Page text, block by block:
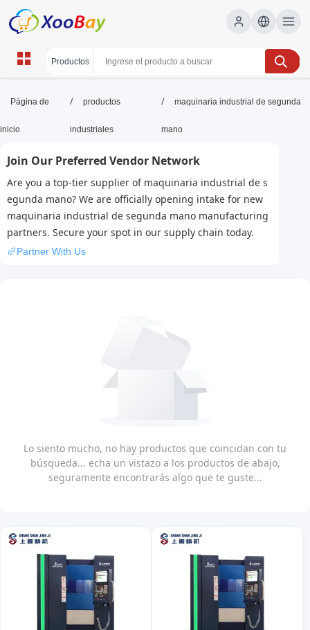
maquinaria industrial de segunda
mano | XOOBAY B2B/B2C
maquinaria usada, equipos industriales, segunda
mano, wholesale maquinaria industrial de
segunda mano, XOOBAY
Compra maquinaria industrial de segunda mano con garantía
Página de
inicio
/ productos
industriales
/ maquinaria industrial de segunda
mano
Join Our Preferred Vendor Network
Are you a top-tier supplier of maquinaria industrial de s
egunda mano? We are officially opening intake for new
maquinaria industrial de segunda mano manufacturing
partners. Secure your spot in our supply chain today.
Partner With Us
Lo siento mucho, no hay productos que coincidan con tu
búsqueda... echa un vistazo a los productos de abajo,
seguramente encontrarás algo que te guste...